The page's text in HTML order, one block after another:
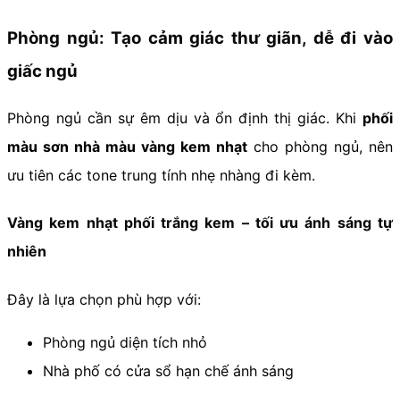
Phòng ngủ: Tạo cảm giác thư giãn, dễ đi vào
giấc ngủ
Phòng ngủ cần sự êm dịu và ổn định thị giác. Khi phối
màu sơn nhà màu vàng kem nhạt cho phòng ngủ, nên
ưu tiên các tone trung tính nhẹ nhàng đi kèm.
Vàng kem nhạt phối trắng kem – tối ưu ánh sáng tự
nhiên
Đây là lựa chọn phù hợp với:
Phòng ngủ diện tích nhỏ
Nhà phố có cửa sổ hạn chế ánh sáng